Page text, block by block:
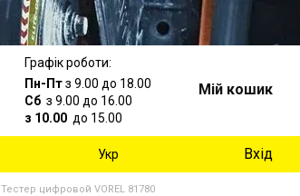
Графік роботи:
Пн-Птз 9.00 до 18.00
Сб з 9.00 до 16.00
з 10.00 до 15.00
Мій кошик
Укр Вхід
Тестер цифровой VOREL 81780